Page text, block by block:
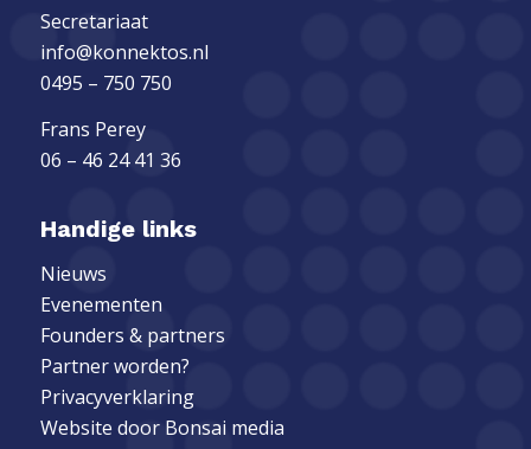
Secretariaat
info@konnektos.nl
0495 – 750 750
Frans Perey
06 – 46 24 41 36
Handige links
Nieuws
Evenementen
Founders & partners
Partner worden?
Privacyverklaring
Website door Bonsai media